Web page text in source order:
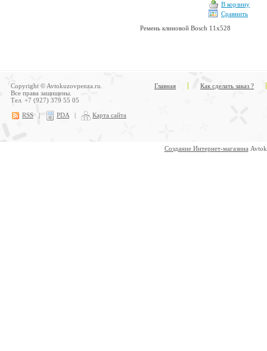
В корзину
Сравнить
Ремень клиновой Bosch 11x528
Copyright © Avtokuzovpenza.ru.
Все права защищены.
Тел. +7 (927) 379 55 05
RSS | PDA | Карта сайта
Главная Как сделать заказ ?
Создание Интернет-магазина